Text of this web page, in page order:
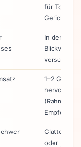
für Top-5-
Gerichte
In den
Blickverlauf
verschieben
1–2
(Rahmen,
Glatte
oder ,50